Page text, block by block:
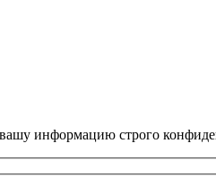
информацию строго